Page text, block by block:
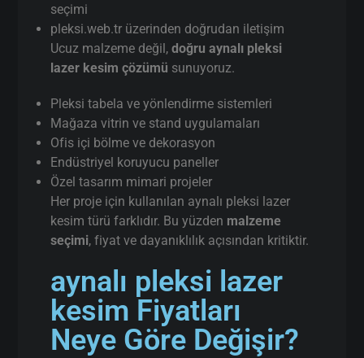
seçimi
pleksi.web.tr üzerinden doğrudan iletişim
Ucuz malzeme değil,doğru aynalı pleksi
lazer kesim çözümü sunuyoruz.
Pleksi tabela ve yönlendirme sistemleri
Mağaza vitrin ve stand uygulamaları
Ofis içi bölme ve dekorasyon
Endüstriyel koruyucu paneller
Özel tasarım mimari projeler
Her proje için kullanılan aynalı pleksi lazer
kesim türü farklıdır. Bu yüzden malzeme
seçimi, fiyat ve dayanıklılık açısından kritiktir.
aynalı pleksi lazer
kesim Fiyatları
Neye Göre Değişir?